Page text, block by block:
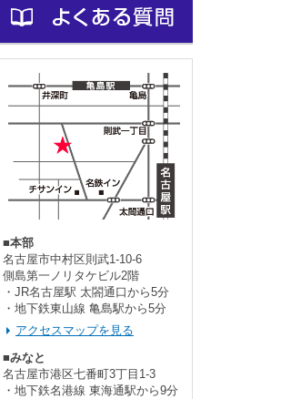
■本部
名古屋市中村区則武1-10-6
側島第一ノリタケビル2階
・JR名古屋駅 太閤通口から5分
・地下鉄東山線 亀島駅から5分
アクセスマップを見る
■みなと
名古屋市港区七番町3丁目1-3
・地下鉄名港線 東海通駅から9分